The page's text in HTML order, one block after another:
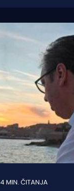
4 MIN. ČITANJA